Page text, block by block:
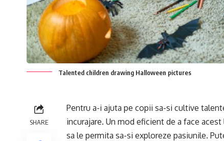
Talented children drawing Halloween pictures
SHARE
Pentru a-i ajuta pe copii sa-si cultive
incurajare. Un mod eficient de a face
sa le permita sa-si exploreze pasiunile.